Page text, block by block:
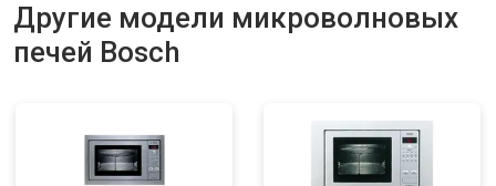
Другие модели микроволновых
печей Bosch